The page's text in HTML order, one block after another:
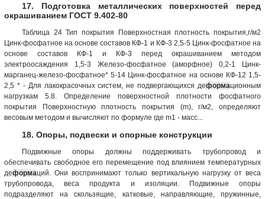
17. Подготовка металлических поверхностей перед
окрашиванием ГОСТ 9.402-80
Таблица 24 Тип покрытия Поверхностная плотность покрытия,г/м2
Цинк-фосфатное на основе составов КФ-1 и КФ-3 2,5-5 Цинк-фосфатное на
основе составов КФ-1 и КФ-3 перед окрашиванием методом
электроосаждения 1,5-3 Железо-фосфатное (аморфное) 0,2-1 Цинк-
марганец-железо-фосфатное* 5-14 Цинк-фосфатное на основе КФ-12 1,5-
2,5 * - Для лакокрасочных систем, не подвергающихся деформационным
нагрузкам 5.8. Определение поверхностной плотности фосфатного
покрытия Поверхностную плотность покрытия (m), г/м2, определяют
весовым методом и вычисляют по формуле где m1 - мacc...
18. Опоры, подвески и опорные конструкции
Подвижные опоры должны поддерживать трубопровод и
обеспечивать свободное его перемещение под влиянием температурных
деформаций. Они воспринимают только вертикальную нагрузку от веса
трубопровода, веса продукта и изоляции. Подвижные опоры
подразделяют на скользящие, катковые, направляющие, пружинные,